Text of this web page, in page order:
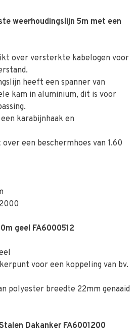
weerhoudingslijn 5m met een
over versterkte kabelogen voor
heeft een spanner van
kam in aluminium, dit is voor
karabijnhaak en
een beschermhoes van 1.60
geel FA6000512
voor een koppeling van bv.
polyester breedte 22mm genaaid
Dakanker FA6001200